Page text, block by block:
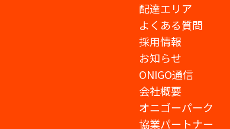
配達エリア
よくある質問
採用情報
お知らせ
ONIGO通信
会社概要
オニゴーパーク
協業パートナー